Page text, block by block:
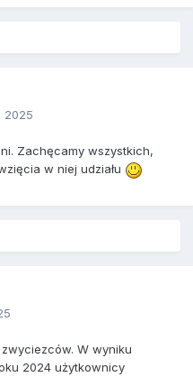
2025
Zachęcamy wszystkich,
w niej udziału
W wyniku
2024 użytkownicy